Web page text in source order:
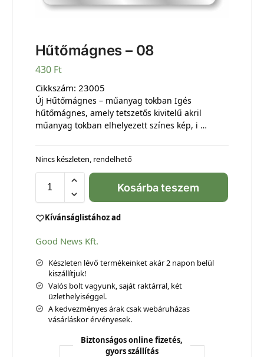
Hűtőmágnes – 08
430 Ft
Cikkszám: 23005
Új Hűtőmágnes – műanyag tokban Igés
hűtőmágnes, amely tetszetős kivitelű akril
műanyag tokban elhelyezett színes kép, i …
Nincs készleten, rendelhető
Kosárba teszem
Kívánságlistához ad
Good News Kft.
Készleten lévő termékeinket akár 2 napon belül
kiszállítjuk!
Valós bolt vagyunk, saját raktárral, két
üzlethelyiséggel.
A kedvezményes árak csak webáruházas
vásárláskor érvényesek.
Biztonságos online fizetés,
gyors szállítás